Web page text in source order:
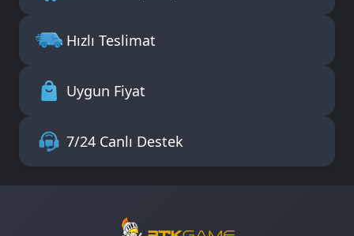
Hızlı Teslimat
Uygun Fiyat
7/24 Canlı Destek